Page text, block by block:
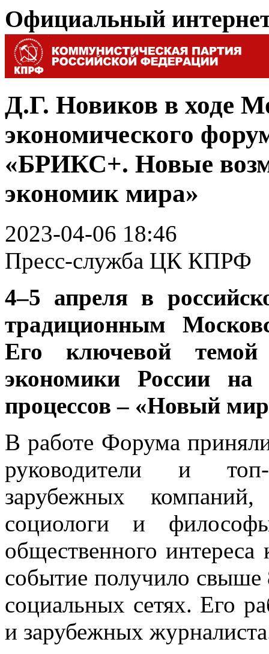
Официальный
Д.Г. Новиков в ходе
экономического
«БРИКС+. Новые
экономик мира»
2023-04-06 18:46
Пресс-служба ЦК КПРФ
4–5 апреля в
традиционным
Его ключевой темой
экономики России на
процессов – «Новый
В работе Форума
руководители и
зарубежных
социологи и
общественного
событие получило
социальных сетях. Его
и зарубежных